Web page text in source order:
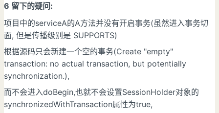
6 留下的疑问:
项目中的serviceA的A方法并没有开启事务(虽然进入事务切
面, 但是传播级别是 SUPPORTS)
根据源码只会新建一个空的事务(Create "empty"
transaction: no actual transaction, but potentially
synchronization.),
而不会进入doBegin,也就不会设置SessionHolder对象的
synchronizedWithTransaction属性为true,